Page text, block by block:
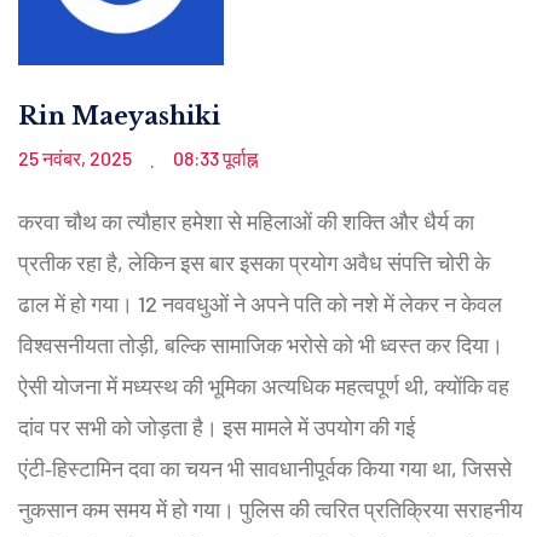
Rin Maeyashiki
25 नवंबर, 2025 . 08:33 पूर्वाह्न
करवा चौथ का त्यौहार हमेशा से महिलाओं की शक्ति और धैर्य का
प्रतीक रहा है, लेकिन इस बार इसका प्रयोग अवैध संपत्ति चोरी के
ढाल में हो गया। 12 नववधुओं ने अपने पति को नशे में लेकर न केवल
विश्वसनीयता तोड़ी, बल्कि सामाजिक भरोसे को भी ध्वस्त कर दिया।
ऐसी योजना में मध्यस्थ की भूमिका अत्यधिक महत्वपूर्ण थी, क्योंकि वह
दांव पर सभी को जोड़ता है। इस मामले में उपयोग की गई
एंटी‑हिस्टामिन दवा का चयन भी सावधानीपूर्वक किया गया था, जिससे
नुकसान कम समय में हो गया। पुलिस की त्वरित प्रतिक्रिया सराहनीय